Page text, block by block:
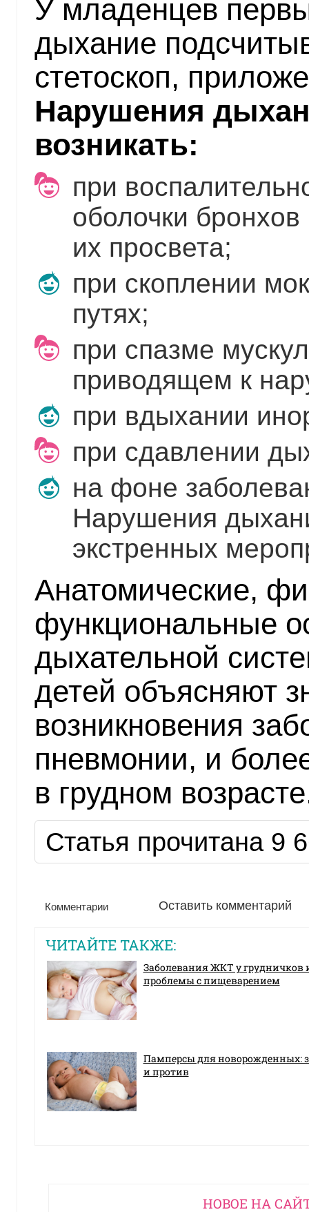
У младенцев
дыхание
стетоскоп,
Нарушения
возникать:
при
оболочки
их просвета;
при скоплении
путях;
при спазме
приводящем к
при вдыхании
при сдавлении
на фоне
Нарушения
экстренных
Анатомические,
функциональные
дыхательной
детей объясняют
возникновения
пневмонии, и
в грудном
Статья прочитана 9
Комментарии Оставить комментарий
ЧИТАЙТЕ ТАКЖЕ:
Заболевания ЖКТ у грудничков
проблемы с пищеварением
Памперсы для новорожденных:
и против
НОВОЕ НА